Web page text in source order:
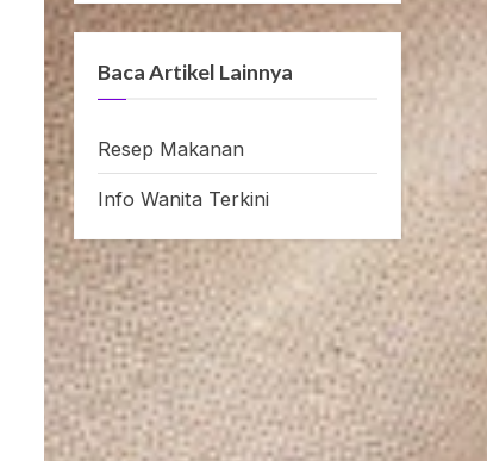
Baca Artikel Lainnya
Resep Makanan
Info Wanita Terkini